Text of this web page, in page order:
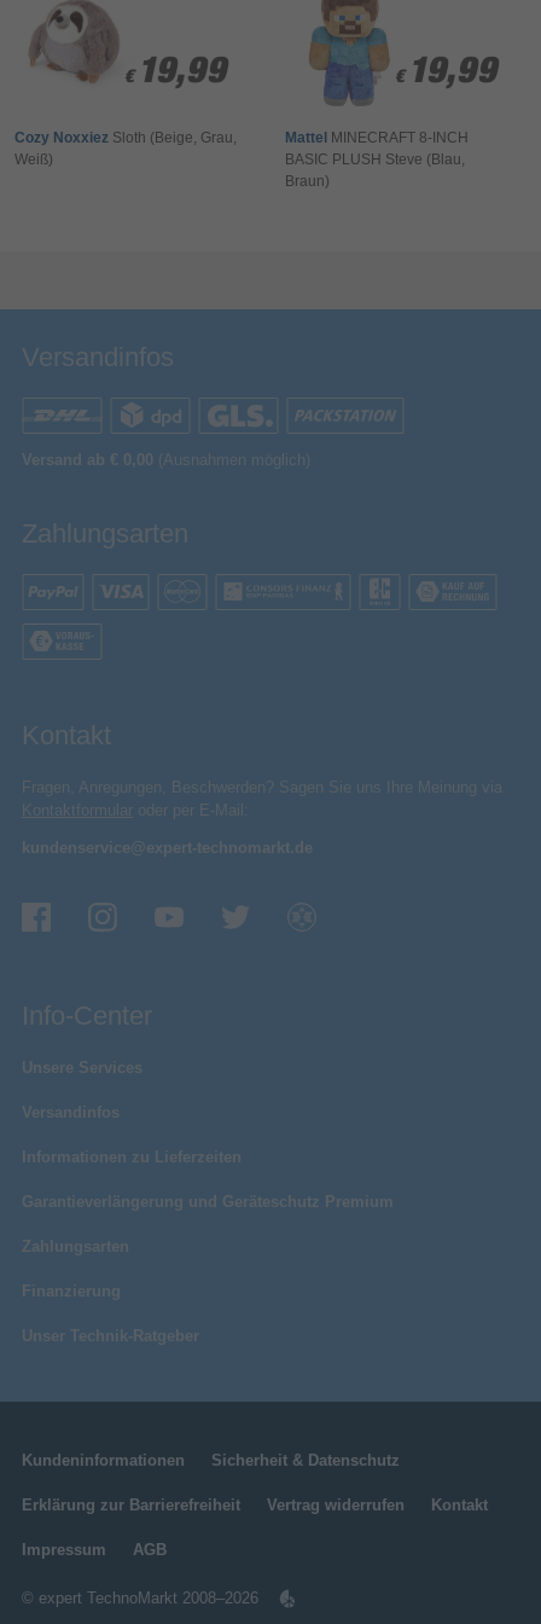
Ihr Kommentar*
€ 19,99
€ 19,99
Cozy Noxxiez Sloth (Beige, Grau,
Weiß)
€ 19,99
€ 19,99
Mattel
MINECRAFT 8-INCH
BASIC PLUSH Steve (Blau,
Braun)
Versandinfos
Versand ab € 0,00 (Ausnahmen möglich)
Zahlungsarten
Kontakt
Fragen, Anregungen, Beschwerden? Sagen Sie uns Ihre Meinung via
Kontaktformular oder per E-Mail:
kundenservice@expert-technomarkt.de
Info-Center
Unsere Services
Versandinfos
Informationen zu Lieferzeiten
Garantieverlängerung und Geräteschutz Premium
Zahlungsarten
Finanzierung
Unser Technik-Ratgeber
Kundeninformationen Sicherheit & Datenschutz
Erklärung zur Barrierefreiheit Vertrag widerrufen Kontakt
Impressum AGB
© expert TechnoMarkt 2008–2026